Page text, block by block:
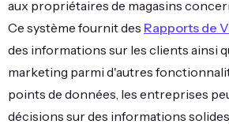
aux propriétaires de magasins
Ce système fournit des Rapports de
des informations sur les clients ainsi
marketing parmi d'autres
points de données, les entreprises
décisions sur des informations